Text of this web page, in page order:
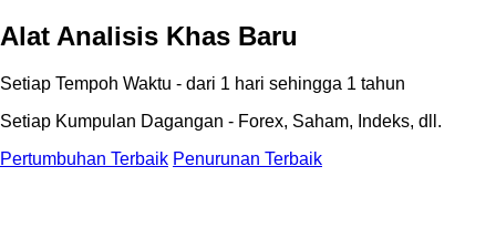
Alat Analisis Khas Baru
Setiap Tempoh Waktu - dari 1 hari sehingga 1 tahun
Setiap Kumpulan Dagangan - Forex, Saham, Indeks, dll.
Pertumbuhan Terbaik Penurunan Terbaik